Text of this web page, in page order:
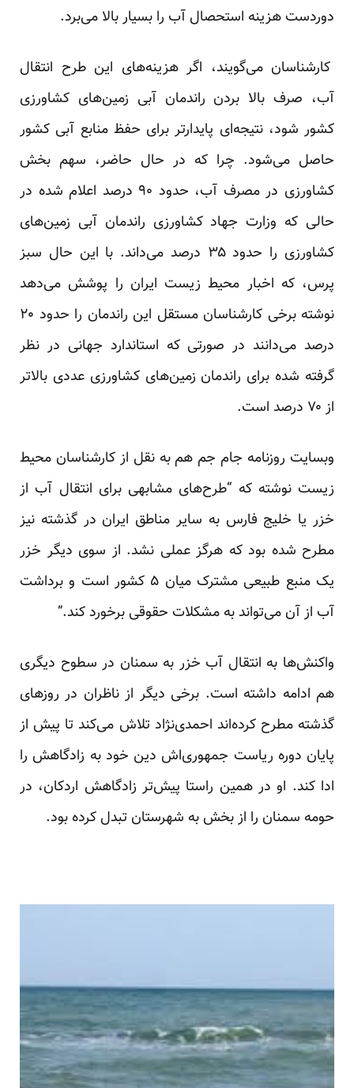
دوردست هزینه استحصال آب را بسیار بالا می‌برد.
کار‌شناسان می‌گویند، اگر هزینه‌های این طرح انتقال
آب، صرف بالا بردن راندمان آبی زمین‌های کشاورزی
کشور شود، نتیجه‌ای پایدار‌تر برای حفظ منابع آبی کشور
حاصل می‌شود. چرا که در حال حاضر، سهم بخش
کشاورزی در مصرف آب، حدود ۹۰ درصد اعلام شده در
حالی که وزارت جهاد کشاورزی راندمان آبی زمین‌های
کشاورزی را حدود ۳۵ درصد می‌داند. با این حال سبز
پرس، که اخبار محیط زیست ایران را پوشش می‌دهد
نوشته برخی کار‌شناسان مستقل این راندمان را حدود ۲۰
درصد می‌دانند در صورتی که استاندارد جهانی در نظر
گرفته شده برای راندمان زمین‌های کشاورزی عددی بالا‌تر
از ۷۰ درصد است.
وبسایت روزنامه جام جم هم به نقل از کار‌شناسان محیط
زیست نوشته که “طرح‌های مشابهی برای انتقال آب از
خزر یا خلیج فارس به سایر مناطق ایران در گذشته نیز
مطرح شده بود که هرگز عملی نشد. از سوی دیگر خزر
یک منبع طبیعی مشترک میان ۵ کشور است و برداشت
آب از آن می‌تواند به مشکلات حقوقی برخورد کند.”
واکنش‌ها به انتقال آب خزر به سمنان در سطوح دیگری
هم ادامه داشته است. برخی دیگر از ناظران در روزهای
گذشته مطرح کرده‌اند احمدی‌نژاد تلاش می‌کند تا پیش از
پایان دوره ریاست جمهوری‌اش دین خود به زادگاهش را
ادا کند. او در همین راستا پیش‌تر زادگاهش اردکان، در
حومه سمنان را از بخش به شهرستان تبدل کرده بود.